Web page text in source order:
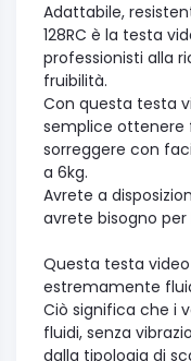
Adattabile,
128RC è la testa
professionisti alla
fruibilità.
Con questa testa
semplice
sorreggere con
a 6kg.
Avrete a
avrete bisogno
Questa testa
estremamente
Ciò significa che i
fluidi, senza
dalla tipologia di